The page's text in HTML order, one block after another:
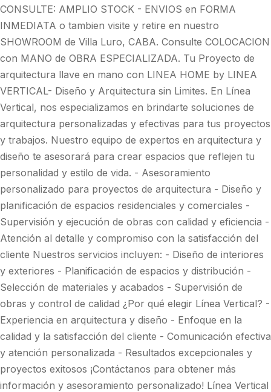
CONSULTE: AMPLIO STOCK - ENVIOS en FORMA
INMEDIATA o tambien visite y retire en nuestro
SHOWROOM de Villa Luro, CABA. Consulte COLOCACION
con MANO de OBRA ESPECIALIZADA. Tu Proyecto de
arquitectura llave en mano con LINEA HOME by LINEA
VERTICAL- Diseño y Arquitectura sin Limites. En Línea
Vertical, nos especializamos en brindarte soluciones de
arquitectura personalizadas y efectivas para tus proyectos
y trabajos. Nuestro equipo de expertos en arquitectura y
diseño te asesorará para crear espacios que reflejen tu
personalidad y estilo de vida. - Asesoramiento
personalizado para proyectos de arquitectura - Diseño y
planificación de espacios residenciales y comerciales -
Supervisión y ejecución de obras con calidad y eficiencia -
Atención al detalle y compromiso con la satisfacción del
cliente Nuestros servicios incluyen: - Diseño de interiores
y exteriores - Planificación de espacios y distribución -
Selección de materiales y acabados - Supervisión de
obras y control de calidad ¿Por qué elegir Línea Vertical? -
Experiencia en arquitectura y diseño - Enfoque en la
calidad y la satisfacción del cliente - Comunicación efectiva
y atención personalizada - Resultados excepcionales y
proyectos exitosos ¡Contáctanos para obtener más
información y asesoramiento personalizado! Línea Vertical